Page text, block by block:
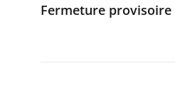
Fermeture provisoire